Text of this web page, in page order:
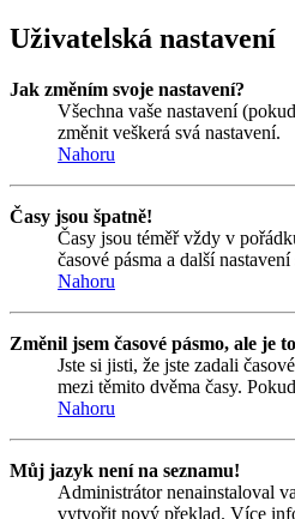
Uživatelská nastavení
Jak změním svoje nastavení?
Všechna vaše nastavení
změnit veškerá svá nastavení.
Nahoru
Časy jsou špatně!
Časy jsou téměř vždy v
časové pásma a další
Nahoru
Změnil jsem časové pásmo, ale je
Jste si jisti, že jste zadali
mezi těmito dvěma časy.
Nahoru
Můj jazyk není na seznamu!
Administrátor nenainstaloval
vytvořit nový překlad. Více